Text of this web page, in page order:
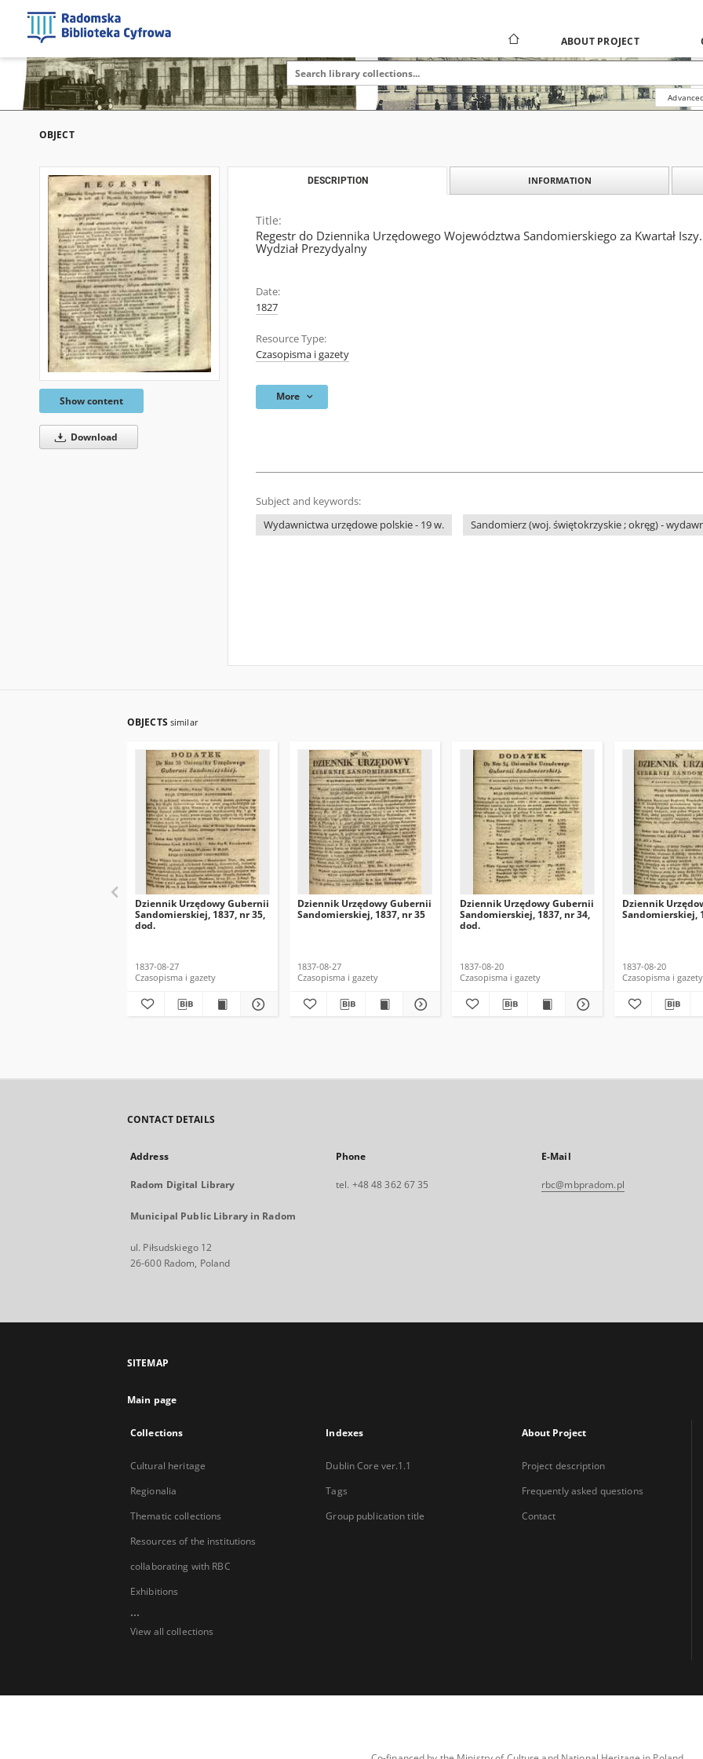
ABOUT PROJECT
OBJECT
Show content
Download
DESCRIPTION INFORMATION
Title:
Regestr do Dziennika Urzędowego Województwa Sandomierskiego za Kwartał
Wydział Prezydyalny
Date:
1827
Resource Type:
Czasopisma i gazety
More
Subject and keywords:
Wydawnictwa urzędowe polskie - 19 w.
Sandomierz (woj. świętokrzyskie ; okręg) -
OBJECTS similar
Dziennik Urzędowy Gubernii
Sandomierskiej, 1837, nr 35,
dod.
1837-08-27
Czasopisma i gazety
Dziennik Urzędowy Gubernii
Sandomierskiej, 1837, nr 35
1837-08-27
Czasopisma i gazety
Dziennik Urzędowy Gubernii
Sandomierskiej, 1837, nr 34,
dod.
1837-08-20
Czasopisma i gazety
Dziennik
Sandomierskiej,
1837-08-20
Czasopisma i gazety
CONTACT DETAILS
Address
Radom Digital Library
Municipal Public Library in Radom
ul. Piłsudskiego 12
26-600 Radom, Poland
Phone
tel. +48 48 362 67 35
E-Mail
rbc@mbpradom.pl
SITEMAP
Main page
Collections
Cultural heritage
Regionalia
Thematic collections
Resources of the institutions
collaborating with RBC
Exhibitions
...
View all collections
Indexes
Dublin Core ver.1.1
Tags
Group publication title
About Project
Project description
Frequently asked questions
Contact